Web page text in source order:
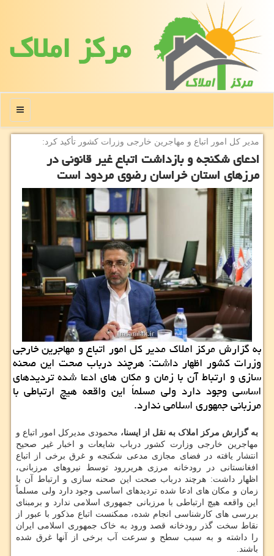
مركز املاك
منو
مدیر كل امور اتباع و مهاجرین خارجی وزرات كشور تأكید كرد:
ادعای شكنجه و بازداشت اتباع غیر قانونی در
مرزهای استان خراسان رضوی مردود است
به گزارش مركز املاك مدیر كل امور اتباع و مهاجرین خارجی
وزرات كشور اظهار داشت: هرچند درباب صحت این صحنه
سازی و ارتباط آن با زمان و مكان های ادعا شده تردیدهای
اساسی وجود دارد ولی مسلماً این واقعه هیچ ارتباطی با
مرزبانی جمهوری اسلامی ندارد.
به گزارش مرکز املاک به نقل از ایسنا، محمودی مدیرکل امور اتباع و
مهاجرین خارجی وزارت کشور درباب شایعات و اخبار غیر صحیح
انتشار یافته در فضای مجازی مدعی شکنجه و غرق برخی از اتباع
افغانستانی در رودخانه مرزی هریررود توسط نیروهای مرزبانی،
اظهار داشت: هرچند درباب صحت این صحنه سازی و ارتباط آن با
زمان و مکان های ادعا شده تردیدهای اساسی وجود دارد ولی مسلماً
این واقعه هیچ ارتباطی با مرزبانی جمهوری اسلامی ندارد و برمبنای
بررسی های کارشناسی انجام شده، ممکنست اتباع مذکور با عبور از
نقاط سخت گذر رودخانه قصد ورود به خاک جمهوری اسلامی ایران
را داشته و به سبب سطح و سرعت آب برخی از آنها غرق شده
باشند.